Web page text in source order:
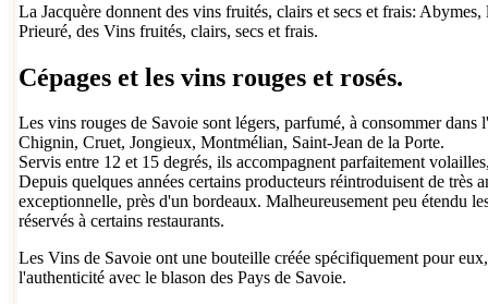
La Jacquère donnent des vins fruités, clairs et secs et frais: Abymes,
Prieuré, des Vins fruités, clairs, secs et frais.
Cépages et les vins rouges et rosés.
Les vins rouges de Savoie sont légers, parfumé, à consommer dans
Chignin, Cruet, Jongieux, Montmélian, Saint-Jean de la Porte.
Servis entre 12 et 15 degrés, ils accompagnent parfaitement
Depuis quelques années certains producteurs réintroduisent de très
exceptionnelle, près d'un bordeaux. Malheureusement peu étendu
réservés à certains restaurants.
Les Vins de Savoie ont une bouteille créée spécifiquement pour
l'authenticité avec le blason des Pays de Savoie.